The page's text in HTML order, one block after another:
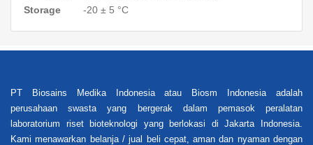
Storage
-20 ± 5 °C
PT Biosains Medika Indonesia atau Biosm Indonesia adalah
perusahaan swasta yang bergerak dalam pemasok peralatan
laboratorium riset bioteknologi yang berlokasi di Jakarta Indonesia.
Kami menawarkan belanja / jual beli cepat, aman dan nyaman dengan